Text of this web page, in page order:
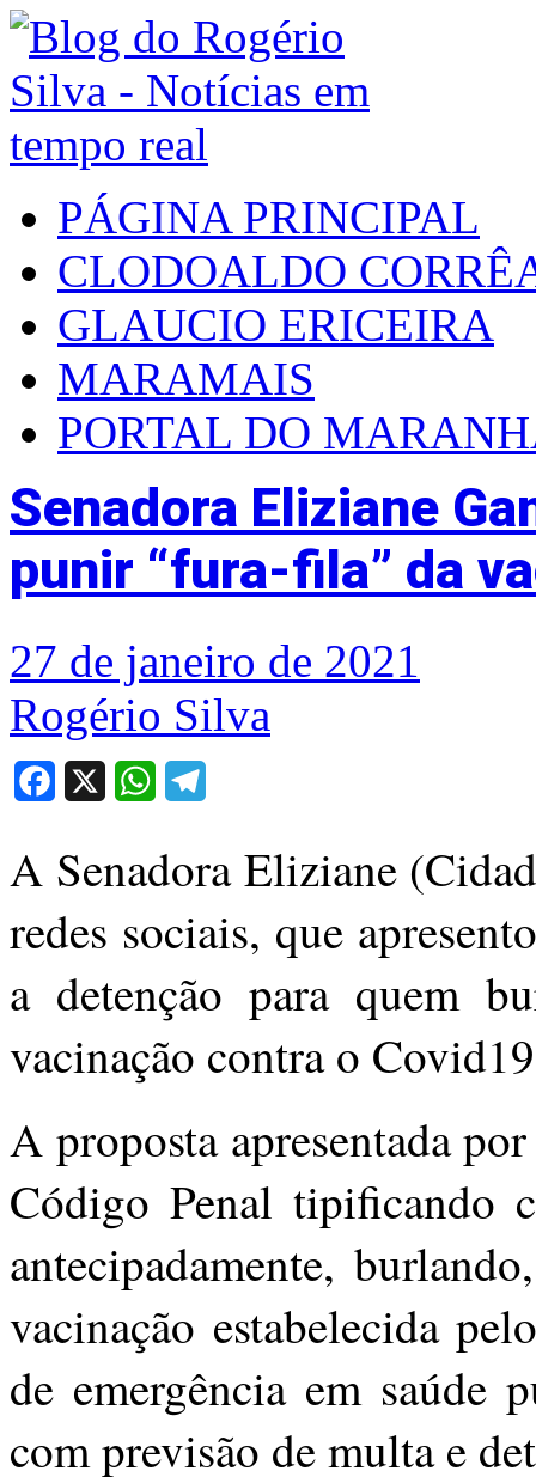
PÁGINA PRINCIPAL
CLODOALDO
GLAUCIO ERICEIRA
MARAMAIS
PORTAL DO
Senadora Eliziane
punir “fura-fila” da
27 de janeiro de 2021
Rogério Silva
Facebook WhatsApp
A Senadora Eliziane
redes sociais, que
a detenção para quem
vacinação contra o
A proposta apresentada
Código Penal tipificando
antecipadamente,
vacinação estabelecida
de emergência em saúde
com previsão de multa e